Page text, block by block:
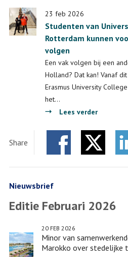
het
kan
23 feb 2026
Studenten van
Rotterdam kunnen
volgen
Een vak volgen bij een
Holland? Dat kan! Vanaf
Erasmus University
het…
Lees verder
van
University
kunnen
vakken
bij
Share
Nieuwsbrief
Editie Februari 2026
Minor van
Marokko over stedelijke
20 FEB 2026